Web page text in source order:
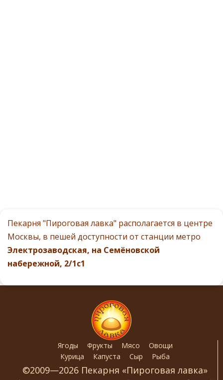
Пекарня "Пироговая лавка" располагается в центре
Москвы, в пешей доступности от станции метро
Электрозаводская, на Семёновской
набережной, 2/1с1
Ягоды Фрукты Мясо
Овощи
Курица
Капуста Сыр Рыба
©2009—2026 Пекарня «Пироговая лавка»